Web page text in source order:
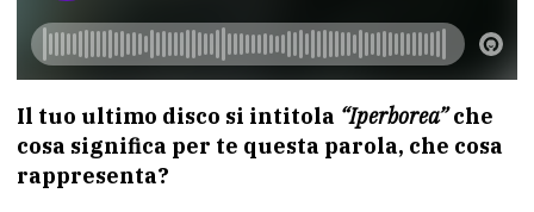
Il tuo ultimo disco si intitola “Iperborea”che
cosa significa per te questa parola, che cosa
rappresenta?